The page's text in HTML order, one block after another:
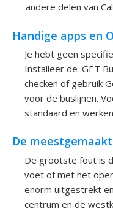
andere delen van
Handige apps en
Je hebt geen
Installeer de 'GET
checken of gebruik
voor de buslijnen.
standaard en
De
De grootste fout is
voet of met het
enorm uitgestrekt
centrum en de